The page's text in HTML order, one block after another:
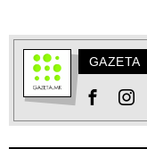
GAZETA